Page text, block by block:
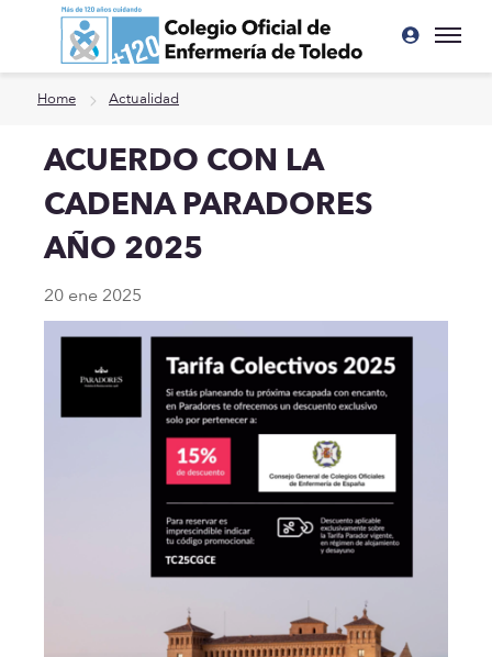
Ir a contenido principal
Home Actualidad
ACUERDO CON LA
CADENA PARADORES
AÑO 2025
20 ene 2025